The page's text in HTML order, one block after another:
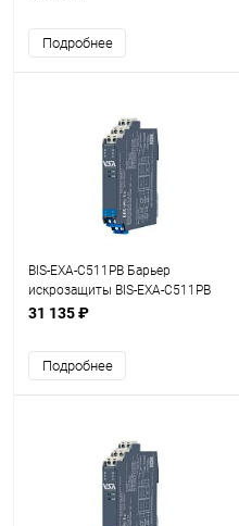
Подробнее
BIS-EXA-C511PB Барьер
искрозащиты BIS-EXA-C511PB
1хDI (NAMUR, СК (сухой
31 135 ₽
Подробнее